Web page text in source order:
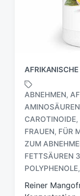
S
c
h
a
g
w
ABNEHMEN,
AMINOSÄUREN
CAROTINOIDE,
FRAUEN, FÜR
ZUM
FETTSÄUREN 3
POLYPHENOLE,
Reiner